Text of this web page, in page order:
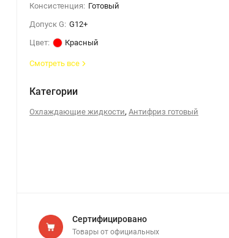
Консистенция: Готовый
Допуск G: G12+
Цвет:
Красный
Смотреть все
Категории
Охлаждающие жидкости,Антифриз готовый
Сертифицировано
Товары от официальных